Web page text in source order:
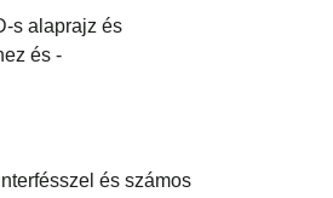
s alaprajz és
és -
és számos